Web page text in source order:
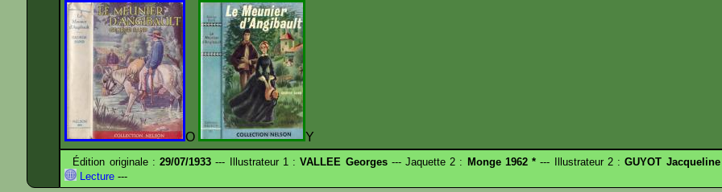
O Y
Édition originale :29/07/1933 --- Illustrateur 1 :VALLEE Georges--- Jaquette 2 : Monge 1962 * --- Illustrateur 2 :GUYOT Jacqueline
Lecture ---